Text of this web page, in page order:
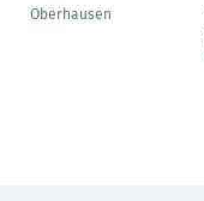
Oberhausen